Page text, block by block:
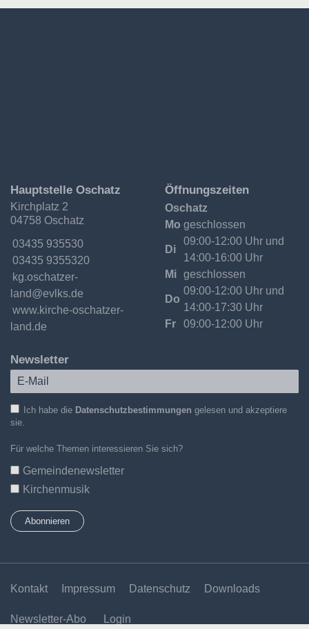
Ev.-
Luth.
Kirchgemeinde
Oschatzer
Hauptstelle Oschatz
Kirchplatz 2
04758 Oschatz
Telefon:
03435 935530
Fax:
03435 9355320
Email:
Internet:
www.kirche-oschatzer-
land.de
Öffnungszeiten
Oschatz
Mo geschlossen
Di
09:00-12:00 Uhr und
14:00-16:00 Uhr
Mi geschlossen
Do
09:00-12:00 Uhr und
14:00-17:30 Uhr
Fr
09:00-12:00 Uhr
Newsletter
Ich habe die Datenschutzbestimmungen gelesen und akzeptiere
sie.
Für welche Themen interessieren Sie sich?
Gemeindenewsletter
Kirchenmusik
Kontakt Impressum Datenschutz Downloads
Newsletter-Abo Login